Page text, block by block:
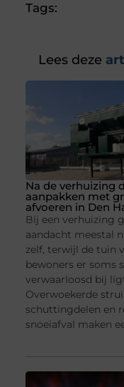
Tags:
Lees deze
Na de verhuizing
aanpakken met
afvoeren in Den
Bij een verhuizing
aandacht meestal
zelf, terwijl de tuin
bewoners er soms
verwaarloosd bij
Overwoekerde
schuttingdelen en
snoeiafval maken